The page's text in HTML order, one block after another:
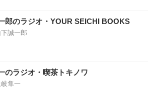
郎のラジオ・YOUR SEICHI BOOKS
誠一郎
のラジオ・喫茶トキノワ
隼一